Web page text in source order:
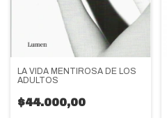
LA VIDA MENTIROSA DE LOS
ADULTOS
$44.000,00